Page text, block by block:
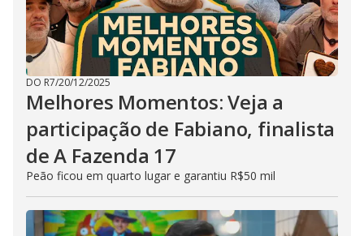
DO R7/20/12/2025
Melhores Momentos: Veja a
participação de Fabiano, finalista
de A Fazenda 17
Peão ficou em quarto lugar e garantiu R$50 mil